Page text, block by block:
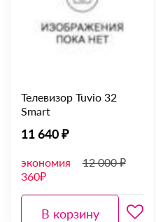
Телевизор Tuvio 32
Smart
11 640 ₽
экономия
360₽
12 000 ₽
В корзину